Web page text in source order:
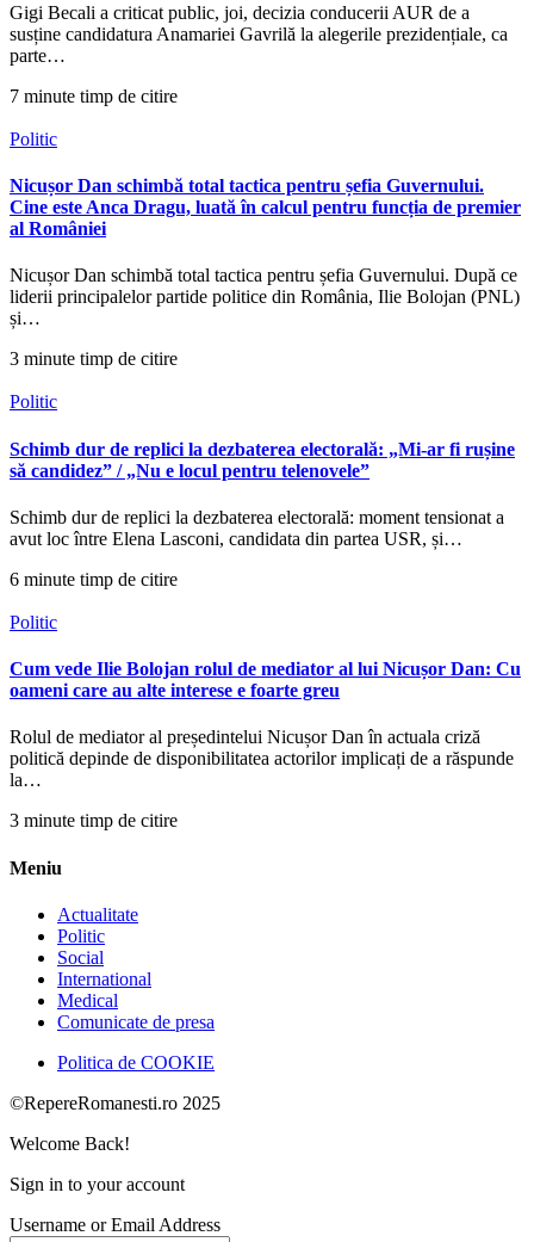
Gigi Becali a criticat public, joi, decizia conducerii AUR de a
susține candidatura Anamariei Gavrilă la alegerile prezidențiale, ca
parte…
7 minute timp de citire
Politic
Nicușor Dan schimbă total tactica pentru șefia Guvernului.
Cine este Anca Dragu, luată în calcul pentru funcția de premier
al României
Nicușor Dan schimbă total tactica pentru șefia Guvernului. După ce
liderii principalelor partide politice din România, Ilie Bolojan (PNL)
și…
3 minute timp de citire
Politic
Schimb dur de replici la dezbaterea electorală: „Mi-ar fi rușine
să candidez” / „Nu e locul pentru telenovele”
Schimb dur de replici la dezbaterea electorală: moment tensionat a
avut loc între Elena Lasconi, candidata din partea USR, și…
6 minute timp de citire
Politic
Cum vede Ilie Bolojan rolul de mediator al lui Nicușor Dan: Cu
oameni care au alte interese e foarte greu
Rolul de mediator al președintelui Nicușor Dan în actuala criză
politică depinde de disponibilitatea actorilor implicați de a răspunde
la…
3 minute timp de citire
Meniu
Actualitate
Politic
Social
International
Medical
Comunicate de presa
Politica de COOKIE
©RepereRomanesti.ro 2025
Welcome Back!
Sign in to your account
Username or Email Address